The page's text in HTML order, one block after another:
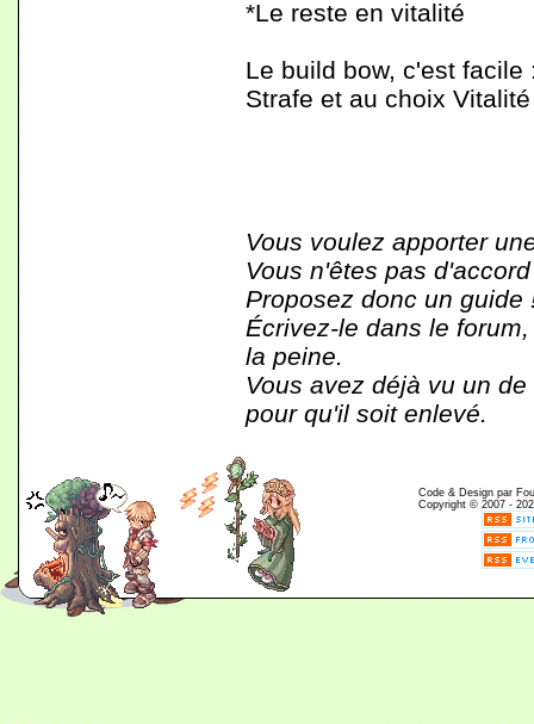
*Le reste en vitalité
Le build bow, c'est
Strafe et au choix
Vous voulez apporter
Vous n'êtes pas
Proposez donc un guide
Écrivez-le dans le
la peine.
Vous avez déjà vu un
pour qu'il soit enlevé.
Code & Design par
Copyright © 2007 -